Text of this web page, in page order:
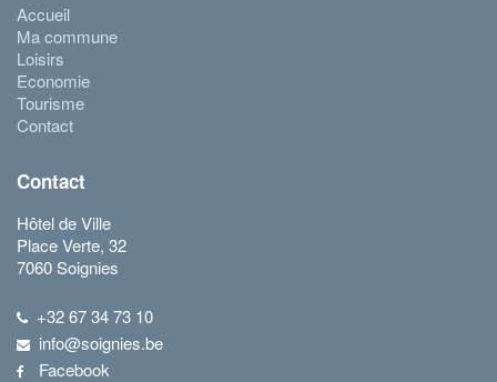
Accueil
Ma commune
Loisirs
Economie
Tourisme
Contact
Contact
Hôtel de Ville
Place Verte, 32
7060 Soignies
+32 67 34 73 10
info@soignies.be
Facebook